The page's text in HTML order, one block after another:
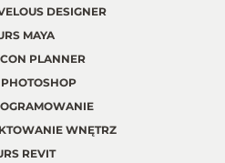
DESIGNER
MAYA
PLANNER
WNĘTRZ
REVIT